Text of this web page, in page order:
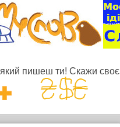
пишеш ти! Скажи своє